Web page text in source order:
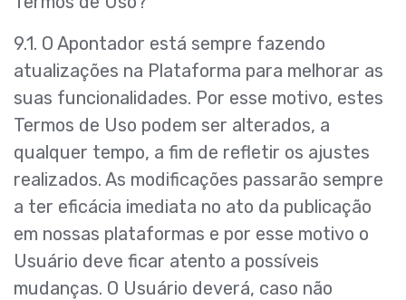
9.1. O Apontador está sempre fazendo
atualizações na Plataforma para melhorar as
suas funcionalidades. Por esse motivo, estes
Termos de Uso podem ser alterados, a
qualquer tempo, a fim de refletir os ajustes
realizados. As modificações passarão sempre
a ter eficácia imediata no ato da publicação
em nossas plataformas e por esse motivo o
Usuário deve ficar atento a possíveis
mudanças. O Usuário deverá, caso não